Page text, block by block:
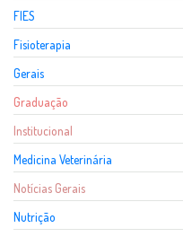
FIES
Fisioterapia
Gerais
Graduação
Institucional
Medicina Veterinária
Notícias Gerais
Nutrição